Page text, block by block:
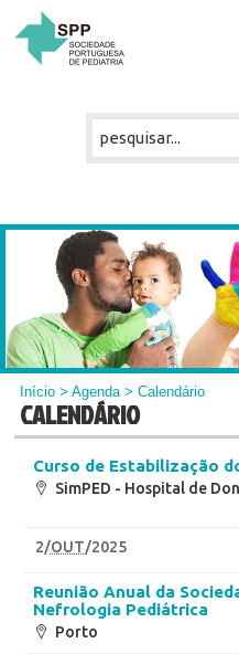
Início >Agenda> Calendário
CALENDÁRIO
Curso de Estabilização
SimPED - Hospital de
2/OUT/2025
Reunião Anual da
Nefrologia Pediátrica
Porto